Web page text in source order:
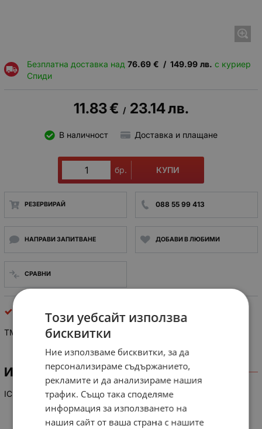
Безплатна доставка над 76.69 € / 149.99 лв. с куриер
Спиди
11.83€ / 23.14лв.
В наличност Доставка и плащане
бр. КУПИ
РЕЗЕРВИРАЙ 088 55 99 413
НАПРАВИ ЗАПИТВАНЕ ДОБАВИ В ЛЮБИМИ
СРАВНИ
интегрални схеми
TMP 47C634N-R311
ИНФОРМАЦИЯ
IC
Този уебсайт използва
бисквитки
Ние използваме бисквитки, за да
персонализираме съдържанието,
рекламите и да анализираме нашия
трафик. Също така споделяме
информация за използването на
нашия сайт от ваша страна с нашите